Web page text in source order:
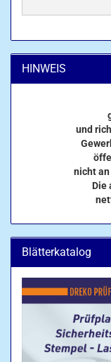
HINWEIS
und
nicht an
Die
Blätterkatalog